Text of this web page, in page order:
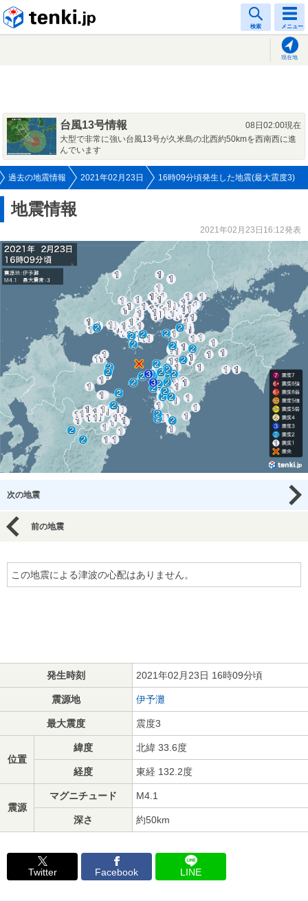
検索 メニュー
現在地
台風13号情報
08日02:00現在
大型で非常に強い台風13号が久米島の北西約50kmを西南西に進
んでいます
過去の地震情報 2021年02月23日 16時09分頃発生した地震(最大震度3)
地震情報
2021年02月23日16:12発表
次の地震
前の地震
この地震による津波の心配はありません。
発生時刻 2021年02月23日 16時09分頃
震源地 伊予灘
最大震度 震度3
位置
緯度 北緯 33.6度
経度 東経 132.2度
震源
マグニチュード M4.1
深さ 約50km
Twitter Facebook LINE